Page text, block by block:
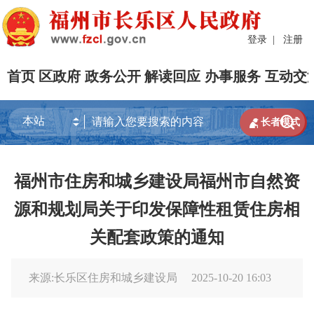
登录 | 注册
首页 区政府 政务公开 解读回应 办事服务 互动交

 长者模式
福州市住房和城乡建设局福州市自然资
源和规划局关于印发保障性租赁住房相
关配套政策的通知
来源:长乐区住房和城乡建设局 2025-10-20 16:03